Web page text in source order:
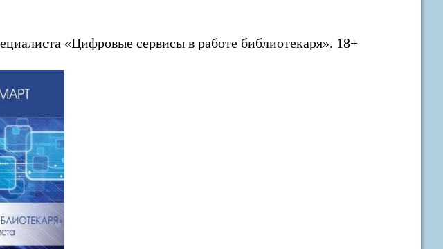
«Цифровые сервисы в работе библиотекаря». 18+